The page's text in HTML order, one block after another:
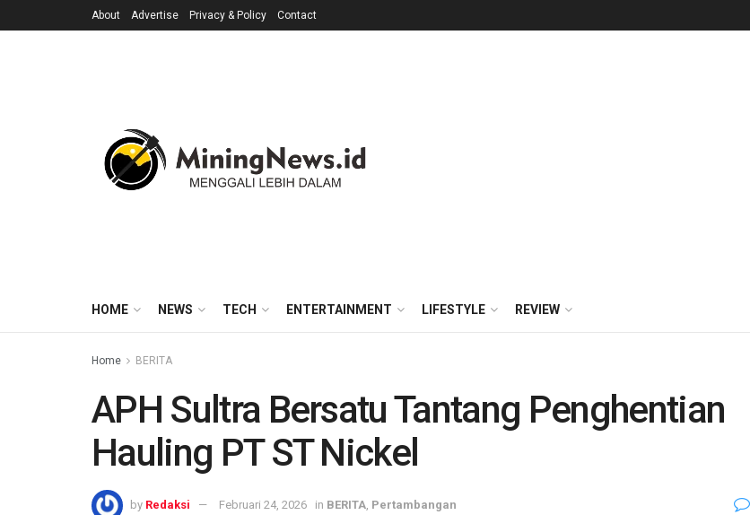
About Advertise Privacy & Policy Contact
HOME NEWS TECH ENTERTAINMENT LIFESTYLE REVIEW
Home BERITA
APH Sultra Bersatu Tantang Penghentian
Hauling PT ST Nickel
by Redaksi Februari 24, 2026 in BERITA Pertambangan